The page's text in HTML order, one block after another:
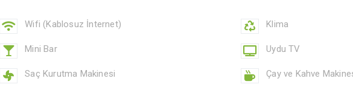
Wifi (Kablosuz İnternet) Klima
Mini Bar Uydu TV
Saç Kurutma Makinesi Çay ve Kahve